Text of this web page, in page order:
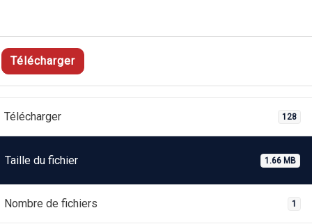
Télécharger
Télécharger 128
Taille du fichier 1.66 MB
Nombre de fichiers 1